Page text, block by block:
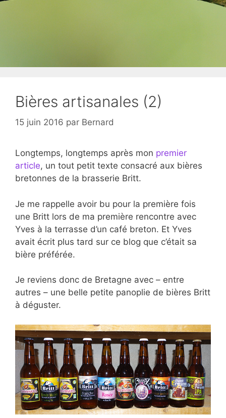
Bières artisanales (2)
15 juin 2016 par Bernard
Longtemps, longtemps après mon premier
article, un tout petit texte consacré aux bières
bretonnes de la brasserie Britt.
Je me rappelle avoir bu pour la première fois
une Britt lors de ma première rencontre avec
Yves à la terrasse d’un café breton. Et Yves
avait écrit plus tard sur ce blog que c’était sa
bière préférée.
Je reviens donc de Bretagne avec – entre
autres – une belle petite panoplie de bières Britt
à déguster.